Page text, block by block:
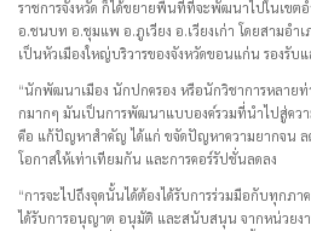
ราชการจังหวัด ก็ได้ขยายพื้นที่ที่จะพัฒนาไปในเขต
อ.ชนบท อ.ชุมแพ อ.ภูเวียง อ.เวียงเก่า โดยสามอ
เป็นหัวเมืองใหญ่บริวารของจังหวัดขอนแก่น รองรับ
“นักพัฒนาเมือง นักปกครอง หรือนักวิชาการหลายท่
กมากๆ มันเป็นการพัฒนาแบบองค์รวมที่นำไปสู่ควา
คือ แก้ปัญหาสำคัญ ได้แก่ ขจัดปัญหาความยากจน ล
โอกาสให้เท่าเทียมกัน และการคอร์รัปชั่นลดลง
“การจะไปถึงจุดนั้นได้ต้องได้รับการร่วมมือกับทุกภ
ได้รับการอนุญาต อนุมัติ และสนับสนุน จากหน่วยงา